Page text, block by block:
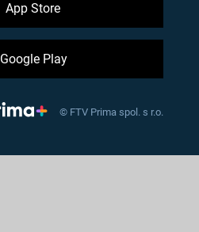
App Store
Google Play
© FTV Prima spol. s r.o.